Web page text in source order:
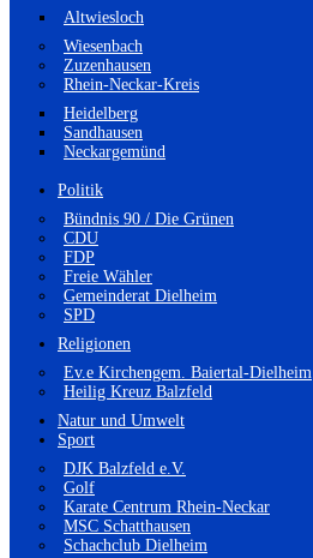
Altwiesloch
Wiesenbach
Zuzenhausen
Rhein-Neckar-Kreis
Heidelberg
Sandhausen
Neckargemünd
Politik
Bündnis 90 / Die Grünen
CDU
FDP
Freie Wähler
Gemeinderat Dielheim
SPD
Religionen
Ev.e Kirchengem. Baiertal-Dielheim
Heilig Kreuz Balzfeld
Natur und Umwelt
Sport
DJK Balzfeld e.V.
Golf
Karate Centrum Rhein-Neckar
MSC Schatthausen
Schachclub Dielheim